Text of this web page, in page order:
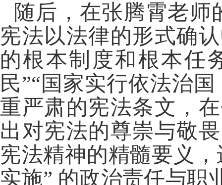
随后，在张腾霄老
宪法以法律的形式确
的根本制度和根本任
民”“国家实行依法治
重严肃的宪法条文，在
出对宪法的尊崇与敬
宪法精神的精髓要义
实施” 的政治责任与职